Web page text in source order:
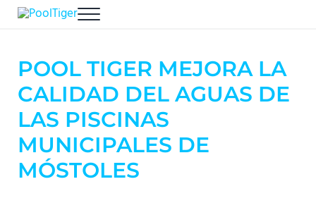
Saltar al contenido principal
Skip to header right navigation
Skip to site footerMenu
POOL TIGER MEJORA LA
CALIDAD DEL AGUAS DE
LAS PISCINAS
MUNICIPALES DE
MÓSTOLES